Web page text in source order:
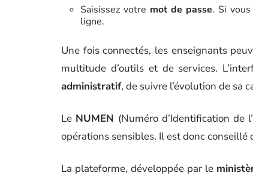
Saisissez votre mot de passe. Si
ligne.
Une fois connectés, les enseignants
multitude d’outils et de services.
administratif, de suivre l’évolution de sa
Le NUMEN (Numéro d’Identification de
opérations sensibles. Il est donc conseillé
La plateforme, développée par le